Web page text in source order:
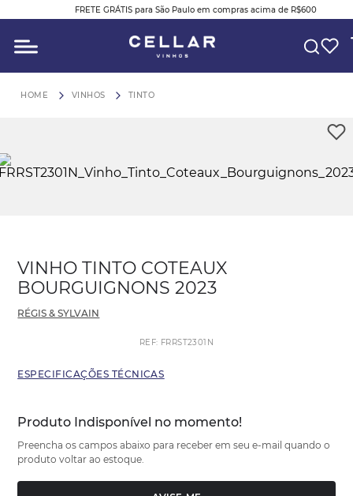
FRETE GRÁTIS para São Paulo em compras acima de R$600
VINHOS TINTO
VINHO TINTO COTEAUX
BOURGUIGNONS 2023
RÉGIS & SYLVAIN
REF: FRRST2301N
ESPECIFICAÇÕES TÉCNICAS
Produto Indisponível no momento!
Preencha os campos abaixo para receber em seu e-mail quando o
produto voltar ao estoque.